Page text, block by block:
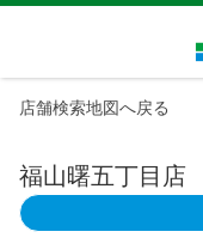
店舗検索地図へ戻る
福山曙五丁目店